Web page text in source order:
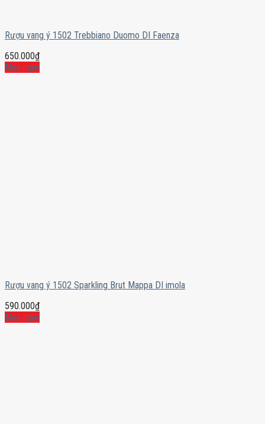
Rượu vang ý 1502 Trebbiano Duomo DI Faenza
650.000₫
Mua ngay
Rượu vang ý 1502 Sparkling Brut Mappa DI imola
590.000₫
Mua ngay